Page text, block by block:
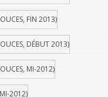
FIN 2013)
DÉBUT 2013)
MI-2012)
2012)